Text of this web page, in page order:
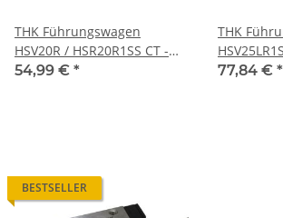
THK Führungswagen
HSV20R / HSR20R1SS CT -
Stahlschlitten
54,99 € *
THK
77,84 € *
BESTSELLER